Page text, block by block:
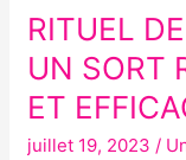
RITUEL
UN SORT
ET
juillet 19, 2023 /
RITUEL
DE
RETOUR
AFFECTIF :
UN